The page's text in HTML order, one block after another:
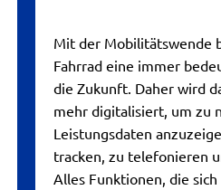
Mit der Mobilitätswende
Fahrrad eine immer
die Zukunft. Daher wird
mehr digitalisiert, um zu
Leistungsdaten
tracken, zu telefonieren
Alles Funktionen, die